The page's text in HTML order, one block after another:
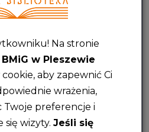
Na stronie
BMiG w Pleszewie
aby zapewnić Ci
wrażenia,
Twoje preferencje i
się wizyty. Jeśli się